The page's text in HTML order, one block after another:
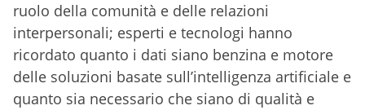
ruolo della comunità e delle relazioni
interpersonali; esperti e tecnologi hanno
ricordato quanto i dati siano benzina e motore
delle soluzioni basate sull’intelligenza artificiale e
quanto sia necessario che siano di qualità e